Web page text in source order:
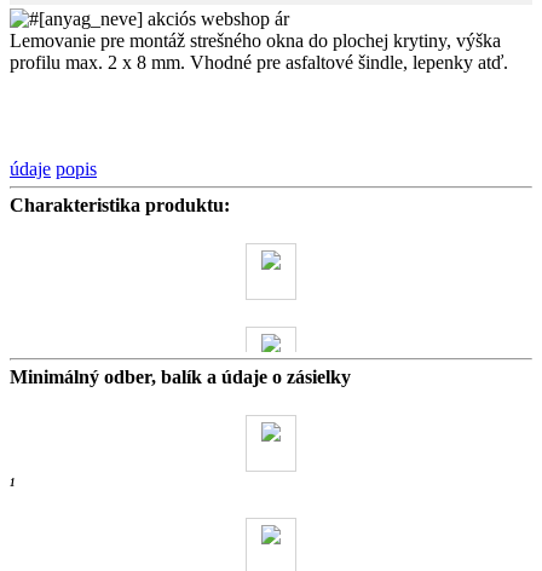
Lemovanie pre montáž strešného okna do plochej krytiny, výška
profilu max. 2 x 8 mm. Vhodné pre asfaltové šindle, lepenky atď.
údaje popis
Charakteristika produktu:
Minimálný odber, balík a údaje o zásielky
1